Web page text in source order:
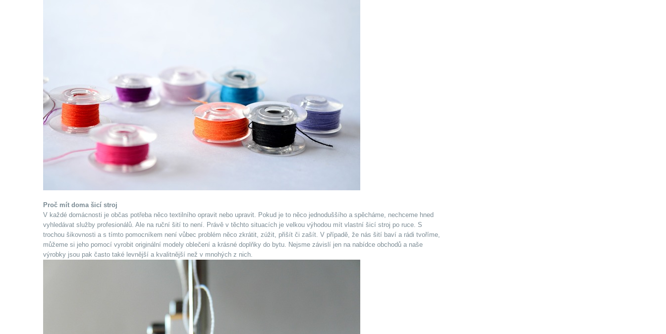
Proč mít doma šicí stroj
V každé domácnosti je občas potřeba něco textilního opravit nebo upravit. Pokud je to něco jednoduššího a spěcháme, nechceme hned
vyhledávat služby profesionálů. Ale na ruční šití to není. Právě v těchto situacích je velkou výhodou mít vlastní šicí stroj po ruce. S
trochou šikovnosti a s tímto pomocníkem není vůbec problém něco zkrátit, zúžit, přišít či zašít. V případě, že nás šití baví a rádi tvoříme,
můžeme si jeho pomocí vyrobit originální modely oblečení a krásné doplňky do bytu. Nejsme závislí jen na nabídce obchodů a naše
výrobky jsou pak často také levnější a kvalitnější než v mnohých z nich.